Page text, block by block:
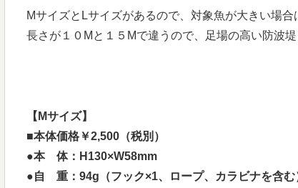
MサイズとLサイズがあるので、対象魚が大きい場
長さが１０Mと１５Mで違うので、足場の高い防波
【Mサイズ】
■本体価格￥2,500（税別）
●本 体：H130×W58mm
●自 重：94g（フック×1、ロープ、カラビナを含む